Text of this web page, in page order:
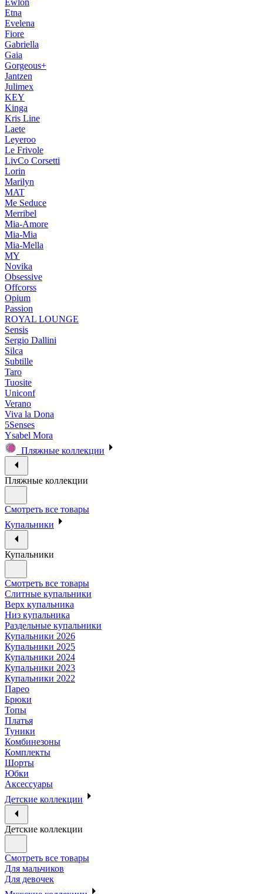
Ewlon
Etna
Evelena
Fiore
Gabriella
Gaia
Gorgeous+
Jantzen
Julimex
KEY
Kinga
Kris Line
Laete
Leyeroo
Le Frivole
LivCo Corsetti
Lorin
Marilyn
MAT
Me Seduce
Merribel
Mia-Amore
Mia-Mia
Mia-Mella
MY
Novika
Obsessive
Offcorss
Opium
Passion
ROYAL LOUNGE
Sensis
Sergio Dallini
Silca
Subtille
Taro
Tuosite
Uniconf
Verano
Viva la Dona
5Senses
Ysabel Mora
Пляжные коллекции
Пляжные коллекции
Смотреть все товары
Купальники
Купальники
Смотреть все товары
Слитные купальники
Верх купальника
Низ купальника
Раздельные купальники
Купальники 2026
Купальники 2025
Купальники 2024
Купальники 2023
Купальники 2022
Парео
Брюки
Топы
Платья
Туники
Комбинезоны
Комплекты
Шорты
Юбки
Аксессуары
Детские коллекции
Детские коллекции
Смотреть все товары
Для мальчиков
Для девочек